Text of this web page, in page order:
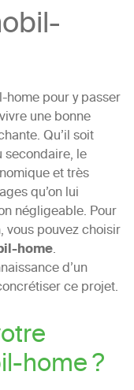
home pour y passer
une bonne
Qu’il soit
le
et très
qu’on lui
négligeable. Pour
vous pouvez choisir
home.
d’un
ce projet.
home ?